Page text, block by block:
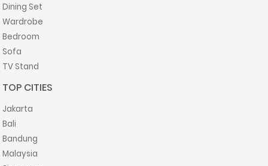
Dining Set
Wardrobe
Bedroom
Sofa
TV Stand
TOP CITIES
Jakarta
Bali
Bandung
Malaysia